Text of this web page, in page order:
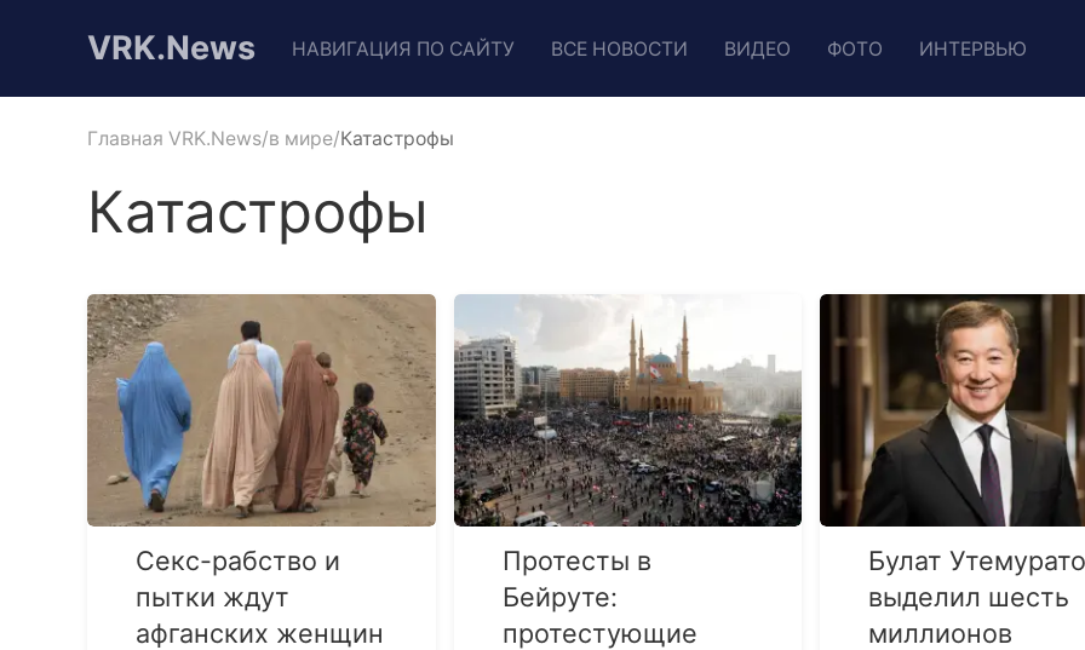
VRK.News НАВИГАЦИЯ ПО САЙТУ ВСЕ НОВОСТИ ВИДЕО ФОТО ИНТЕРВЬЮ
Главная VRK.News в мире Катастрофы
Катастрофы
Секс-рабство и
пытки ждут
афганских женщин
Протесты в
Бейруте:
протестующие
Булат
выделил шесть
миллионов